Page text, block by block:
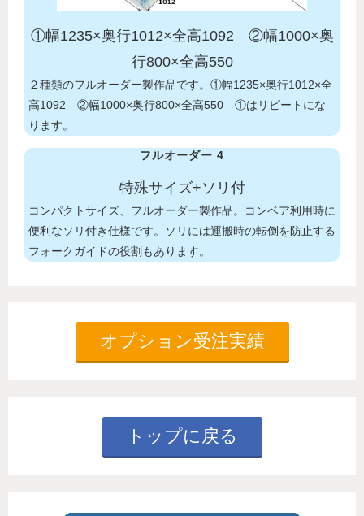
①幅1235×奥行1012×全高1092 ②幅1000×奥
行800×全高550
２種類のフルオーダー製作品です。①幅1235×奥行1012×全
高1092 ②幅1000×奥行800×全高550 ①はリピートにな
ります。
フルオーダー 4
特殊サイズ+ソリ付
コンパクトサイズ、フルオーダー製作品。コンベア利用時に
便利なソリ付き仕様です。ソリには運搬時の転倒を防止する
フォークガイドの役割もあります。
オプション受注実績
トップに戻る